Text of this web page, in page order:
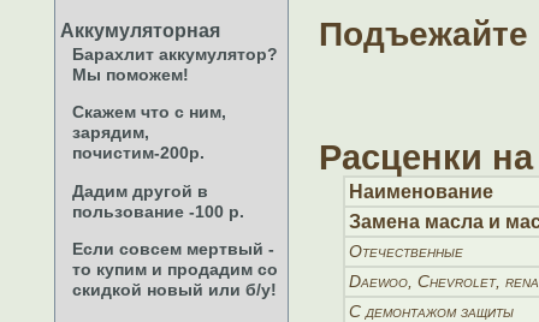
Аккумуляторная
Барахлит аккумулятор?
Мы поможем!
Скажем что с ним,
зарядим,
почистим-200р.
Дадим другой в
пользование -100 р.
Если совсем мертвый -
то купим и продадим со
скидкой новый или б/у!
Расценки на
Наименование
Замена масла и
Отечественные
Daewoo, Chevrolet,
С демонтажом защиты